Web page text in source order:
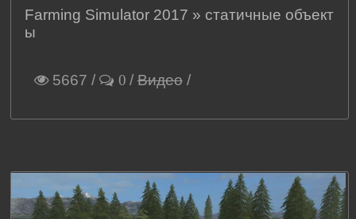
Farming Simulator 2017 » статичные объект
ы
5667 / 0 /Видео/